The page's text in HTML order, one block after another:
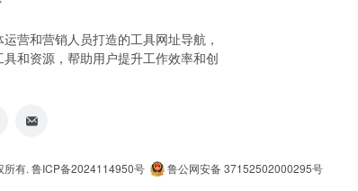
营和营销人员打造的工具网址导航，
和资源，帮助用户提升工作效率和创
所有. 鲁ICP备2024114950号 鲁公网安备 37152502000295号